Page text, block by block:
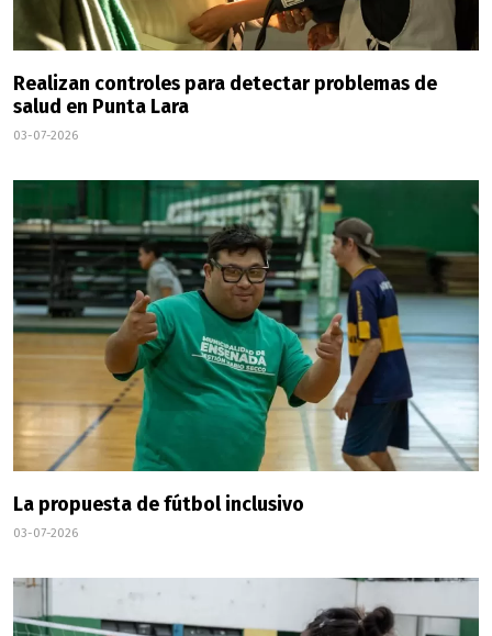
Realizan controles para detectar problemas de
salud en Punta Lara
03-07-2026
La propuesta de fútbol inclusivo
03-07-2026